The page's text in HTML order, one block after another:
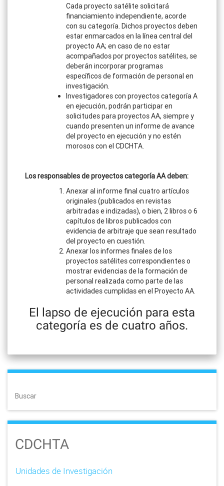
Cada proyecto satélite solicitará
financiamiento independiente, acorde
con su categoría. Dichos proyectos deben
estar enmarcados en la línea central del
proyecto AA; en caso de no estar
acompañados por proyectos satélites, se
deberán incorporar programas
específicos de formación de personal en
investigación.
Investigadores con proyectos categoría A
en ejecución, podrán participar en
solicitudes para proyectos AA, siempre y
cuando presenten un informe de avance
del proyecto en ejecución y no estén
morosos con el CDCHTA.
Los responsables de proyectos categoría AA deben:
Anexar al informe final cuatro artículos
originales (publicados en revistas
arbitradas e indizadas), o bien, 2 libros o 6
capítulos de libros publicados con
evidencia de arbitraje que sean resultado
del proyecto en cuestión.
Anexar los informes finales de los
proyectos satélites correspondientes o
mostrar evidencias de la formación de
personal realizada como parte de las
actividades cumplidas en el Proyecto AA.
El lapso de ejecución para esta
categoría es de cuatro años.
Buscar
CDCHTA
Unidades de Investigación